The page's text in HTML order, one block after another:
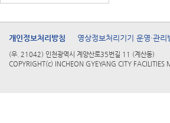
개인정보처리방침 영상정보처리기기 운영·관리
(우. 21042) 인천광역시 계양산로35번길 11 (계산동)
COPYRIGHT(c) INCHEON GYEYANG CITY